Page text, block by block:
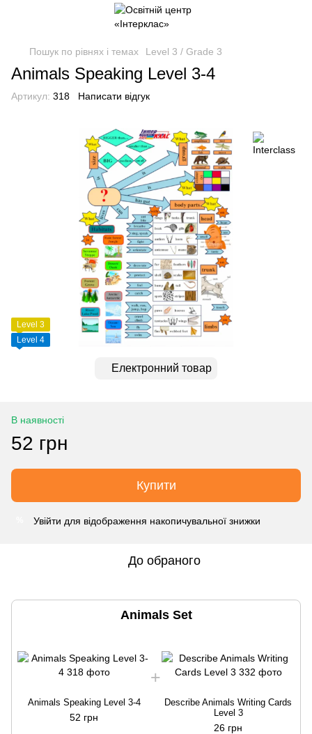
Пошук по рівнях і темах Level 3 / Grade 3
Animals Speaking Level 3-4
Артикул: 318 Написати відгук
Level 3
Level 4
Електронний товар
В наявності
52 грн
Купити
Увійти для відображення накопичувальної знижки
До обраного
Animals Set
Animals Speaking Level 3-4
52 грн
Describe Animals Writing Cards
Level 3
26 грн